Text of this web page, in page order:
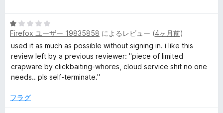
o
r
d
中
5
の
評
価
5
段
階
中
1
の
価
Firefox ユーザー 19835858 によるレビュー (4ヶ月前)
used it as much as possible without signing in. i like this
review left by a previous reviewer: "piece of limited
crapware by clickbaiting-whores, cloud service shit no one
needs.. pls self-terminate."
フラグ